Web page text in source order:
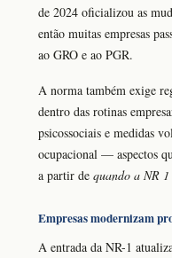
de 2024 oficializou as
então muitas empresas
ao GRO e ao PGR.
A norma também exige
dentro das rotinas
psicossociais e medidas
ocupacional — aspectos
a partir de quando a NR
Empresas modernizam
A entrada da NR-1